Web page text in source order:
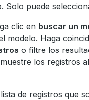
Solo puede
clic en buscar un
modelo. Haga
o filtre los
los registros
de registros que